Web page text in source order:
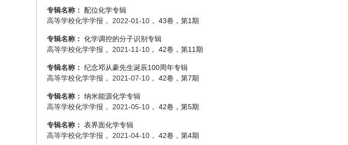
专辑名称： 配位化学专辑
高等学校化学学报， 2022-01-10， 43卷，第1期
专辑名称： 化学调控的分子识别专辑
高等学校化学学报， 2021-11-10， 42卷，第11期
专辑名称： 纪念邓从豪先生诞辰100周年专辑
高等学校化学学报， 2021-07-10， 42卷，第7期
专辑名称： 纳米能源化学专辑
高等学校化学学报， 2021-05-10， 42卷，第5期
专辑名称： 表界面化学专辑
高等学校化学学报， 2021-04-10， 42卷，第4期